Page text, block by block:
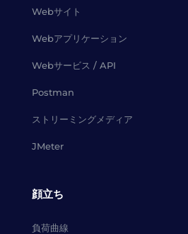
Webサイト
Webアプリケーション
Webサービス / API
Postman
ストリーミングメディア
JMeter
顔立ち
負荷曲線